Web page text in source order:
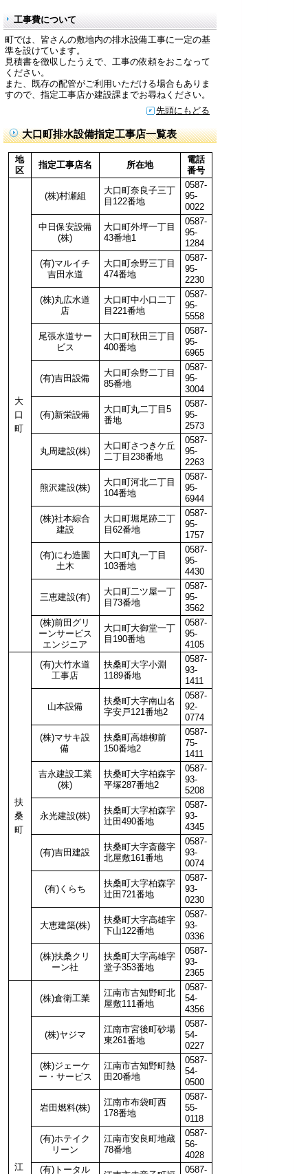
工事費について
町では、皆さんの敷地内の排水設備工事に一定の基
準を設けています。
見積書を徴収したうえで、工事の依頼をおこなって
ください。
また、既存の配管がご利用いただける場合もありま
すので、指定工事店か建設課までお尋ねください。
先頭にもどる
大口町排水設備指定工事店一覧表
地
区
指定工事店名 所在地
電話
番号
大
口
町
(株)村瀬組
大口町奈良子三丁
目122番地
0587-
95-
0022
中日保安設備
(株)
大口町外坪一丁目
43番地1
0587-
95-
1284
(有)マルイチ
吉田水道
大口町余野三丁目
474番地
0587-
95-
2230
(株)丸広水道
店
大口町中小口二丁
目221番地
0587-
95-
5558
尾張水道サー
ビス
大口町秋田三丁目
400番地
0587-
95-
6965
(有)吉田設備
大口町余野二丁目
85番地
0587-
95-
3004
(有)新栄設備
大口町丸二丁目5
番地
0587-
95-
2573
丸周建設(株)
大口町さつきケ丘
二丁目238番地
0587-
95-
2263
熊沢建設(株)
大口町河北二丁目
104番地
0587-
95-
6944
(株)社本綜合
建設
大口町堀尾跡二丁
目62番地
0587-
95-
1757
(有)にわ造園
土木
大口町丸一丁目
103番地
0587-
95-
4430
三恵建設(有)
大口町二ツ屋一丁
目73番地
0587-
95-
3562
(株)前田グリ
ーンサービス
エンジニア
大口町大御堂一丁
目190番地
0587-
95-
4105
扶
桑
町
(有)大竹水道
工事店
扶桑町大字小淵
1189番地
0587-
93-
1411
山本設備
扶桑町大字南山名
字安戸121番地2
0587-
92-
0774
(株)マサキ設
備
扶桑町高雄柳前
150番地2
0587-
75-
1411
吉永建設工業
(株)
扶桑町大字柏森字
平塚287番地2
0587-
93-
5208
永光建設(株)
扶桑町大字柏森字
辻田490番地
0587-
93-
4345
(有)吉田建設
扶桑町大字斎藤字
北屋敷161番地
0587-
93-
0074
(有)くらち
扶桑町大字柏森字
辻田721番地
0587-
93-
0230
大恵建築(株)
扶桑町大字高雄字
下山122番地
0587-
93-
0336
(株)扶桑クリ
ーン社
扶桑町大字高雄字
堂子353番地
0587-
93-
2365
江
(株)倉衛工業
江南市古知野町北
屋敷111番地
0587-
54-
4356
(株)ヤジマ
江南市宮後町砂場
東261番地
0587-
54-
0227
(株)ジェーケ
ー・サービス
江南市古知野町熱
田20番地
0587-
54-
0500
岩田燃料(株)
江南市布袋町西
178番地
0587-
55-
0118
(有)ホテイク
リーン
江南市安良町地蔵
78番地
0587-
56-
4028
(有)トータル
0587-